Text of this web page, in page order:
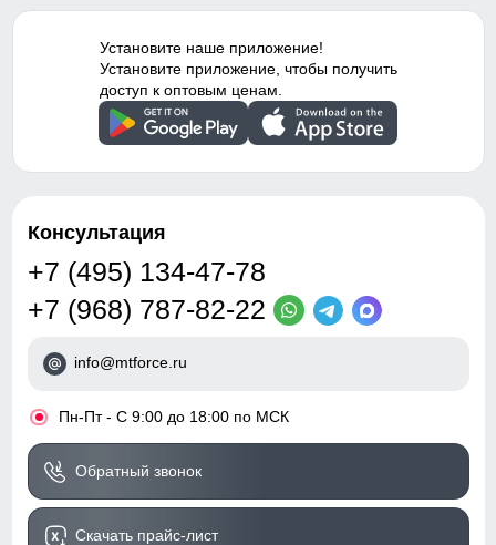
Установите наше приложение!
Установите приложение, чтобы получить
доступ к оптовым ценам.
Консультация
+7 (495) 134-47-78
+7 (968) 787-82-22
info@mtforce.ru
• Пн-Пт - С 9:00 до 18:00 по МСК
Обратный звонок
Скачать прайс-лист